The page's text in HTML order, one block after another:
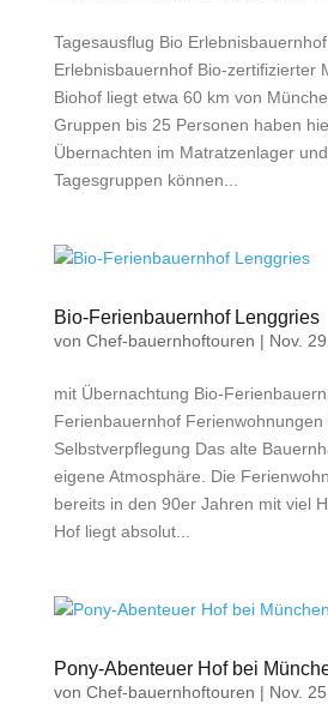
Tagesausflug Bio
Erlebnisbauernhof Bio-zertifizierter
Biohof liegt etwa 60 km von
Gruppen bis 25 Personen haben
Übernachten im Matratzenlager
Tagesgruppen können...
Bio-Ferienbauernhof Lenggries
von Chef-bauernhoftouren | Nov.
mit Übernachtung Bio-
Ferienbauernhof
Selbstverpflegung Das alte
eigene Atmosphäre. Die
bereits in den 90er Jahren mit viel
Hof liegt absolut...
Pony-Abenteuer Hof bei
von Chef-bauernhoftouren | Nov.